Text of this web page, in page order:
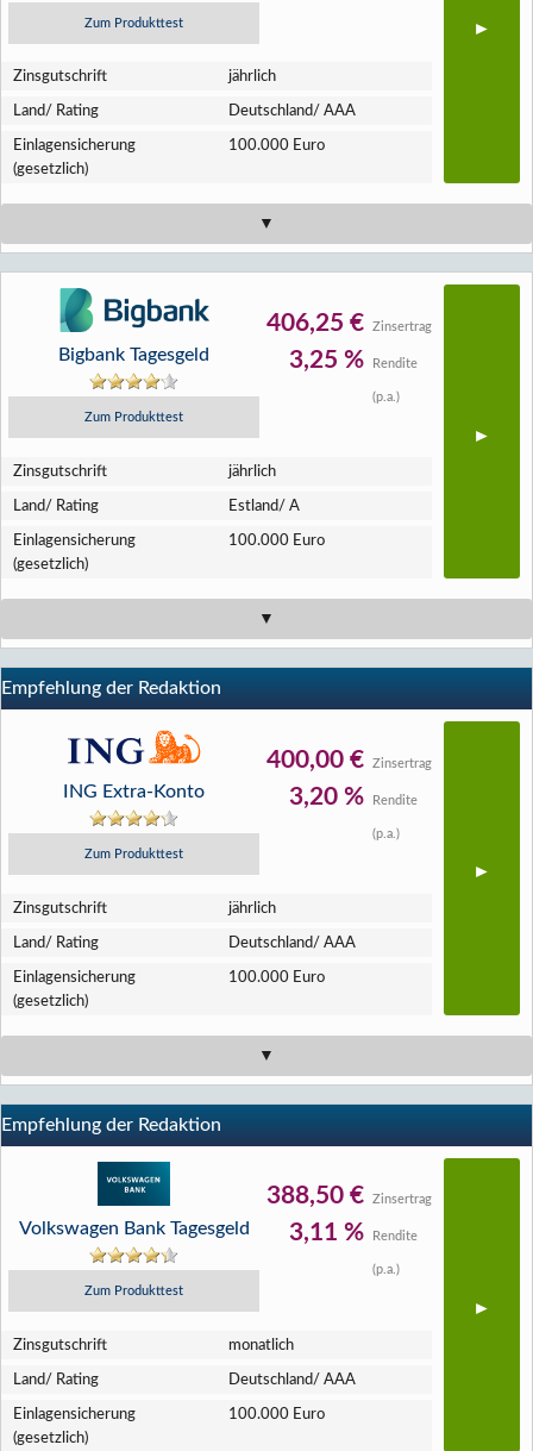
Zum Produkttest
Zins­gutschrift jährlich
Land/ Rating Deutschland/ AAA
Einlagen­sicherung
(gesetzlich)
100.000 Euro
Bigbank Tagesgeld
Zum Produkttest
406,25 € Zinsertrag
3,25 % Rendite
(p.a.)
Zins­gutschrift jährlich
Land/ Rating Estland/ A
Einlagen­sicherung
(gesetzlich)
100.000 Euro
Empfehlung der Redaktion
ING Extra-Konto
Zum Produkttest
400,00 € Zinsertrag
3,20 % Rendite
(p.a.)
Zins­gutschrift jährlich
Land/ Rating Deutschland/ AAA
Einlagen­sicherung
(gesetzlich)
100.000 Euro
Empfehlung der Redaktion
Volkswagen Bank Tagesgeld
Zum Produkttest
388,50 € Zinsertrag
3,11 % Rendite
(p.a.)
Zins­gutschrift monatlich
Land/ Rating Deutschland/ AAA
Einlagen­sicherung
(gesetzlich)
100.000 Euro